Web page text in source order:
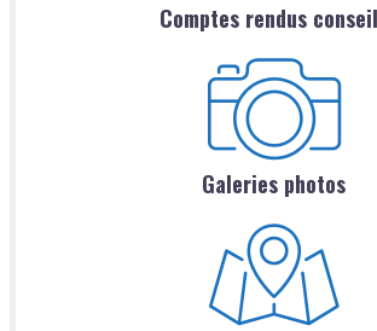
Comptes rendus
Galeries photos